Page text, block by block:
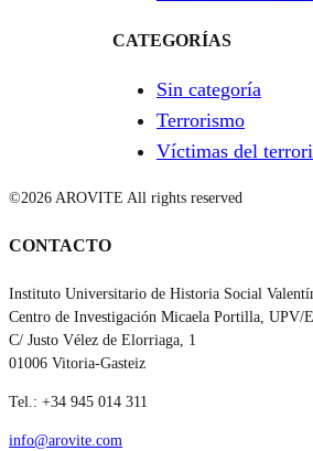
CATEGORÍAS
Sin categoría
Terrorismo
Víctimas del
©2026 AROVITE All rights reserved
CONTACTO
Instituto Universitario de Historia Social
Centro de Investigación Micaela Portilla, UPV/
C/ Justo Vélez de Elorriaga, 1
01006 Vitoria-Gasteiz
Tel.: +34 945 014 311
info@arovite.com